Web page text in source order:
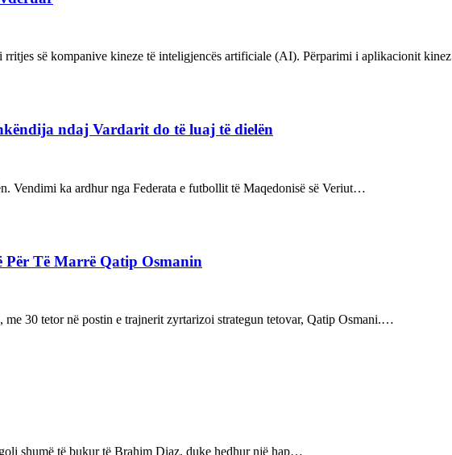
rritjes së kompanive kineze të inteligjencës artificiale (AI). Përparimi i aplikacionit
ndaj Vardarit do të luaj të dielën
Vendimi ka ardhur nga Federata e futbollit të Maqedonisë së Veriut…
Të Marrë Qatip Osmanin
me 30 tetor në postin e trajnerit zyrtarizoi strategun tetovar, Qatip Osmani.…
shumë të bukur të Brahim Diaz, duke hedhur një hap…